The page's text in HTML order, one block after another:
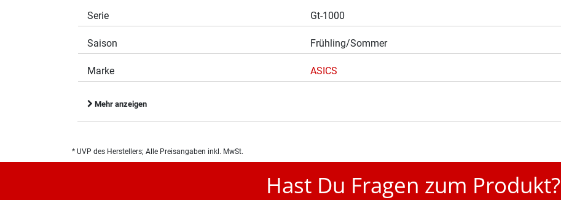
Serie Gt-1000
Saison Frühling/Sommer
Marke ASICS
Mehr anzeigen
* UVP des Herstellers; Alle Preisangaben inkl. MwSt.
Hast Du Fragen zum Produkt?